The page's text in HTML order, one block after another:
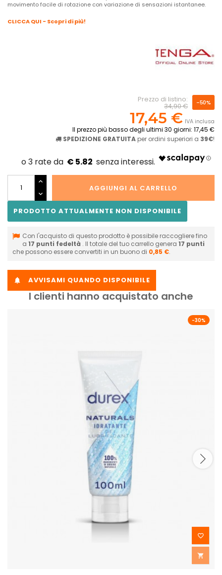
movimento facile di rotazione con variazione di sensazioni istantanee.
CLICCA QUI - Scopri di più!
Prezzo di listino:
34,90 €
-50%
17,45 € IVA inclusa
Il prezzo più basso degli ultimi 30 giorni: 17,45 €
SPEDIZIONE GRATUITA per ordini superiori a 39€!
€ 5.82
AGGIUNGI AL CARRELLO
PRODOTTO ATTUALMENTE NON DISPONIBILE
Con l'acquisto di questo prodotto è possibile raccogliere fino
a 17 punti fedeltà . Il totale del tuo carrello genera 17 punti
che possono essere convertiti in un buono di 0,85 €.
 AVVISAMI QUANDO DISPONIBILE
I clienti hanno acquistato anche
-30%

